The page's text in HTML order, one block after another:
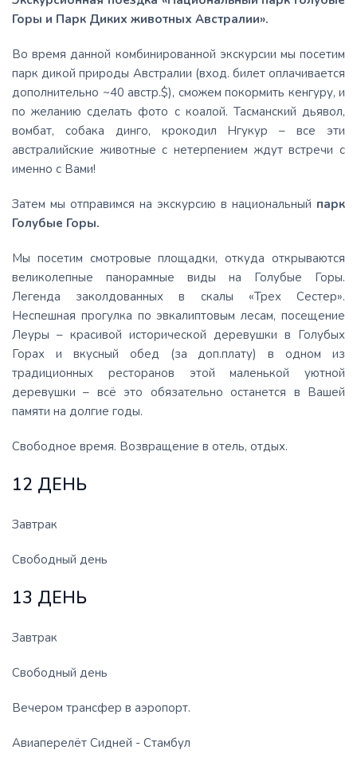
Горы и Парк Диких животных Австралии».
Во время данной комбинированной экскурсии мы посетим
парк дикой природы Австралии (вход. билет оплачивается
дополнительно ~40 австр.$), сможем покормить кенгуру, и
по желанию сделать фото с коалой. Тасманский дьявол,
вомбат, собака динго, крокодил Нгукур – все эти
австралийские животные с нетерпением ждут встречи с
именно с Вами!
Затем мы отправимся на экскурсию в национальный парк
Голубые Горы.
Мы посетим смотровые площадки, откуда открываются
великолепные панорамные виды на Голубые Горы.
Легенда заколдованных в скалы «Трех Сестер».
Неспешная прогулка по эвкалиптовым лесам, посещение
Леуры – красивой исторической деревушки в Голубых
Горах и вкусный обед (за доп.плату) в одном из
традиционных ресторанов этой маленькой уютной
деревушки – всё это обязательно останется в Вашей
памяти на долгие годы.
Свободное время. Возвращение в отель, отдых.
12 ДЕНЬ
Завтрак
Свободный день
13 ДЕНЬ
Завтрак
Свободный день
Вечером трансфер в аэропорт.
Авиаперелёт Сидней - Стамбул